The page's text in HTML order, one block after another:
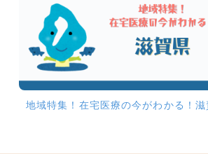
地域特集！在宅医療の今がわかる！滋